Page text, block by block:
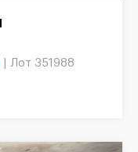
Лот 351988